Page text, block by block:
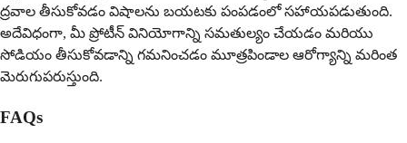
ద్రవాల తీసుకోవడం విషాలను బయటకు పంపడంలో సహాయపడుతుంది.
అదేవిధంగా, మీ ప్రోటీన్ వినియోగాన్ని సమతుల్యం చేయడం మరియు
సోడియం తీసుకోవడాన్ని గమనించడం మూత్రపిండాల ఆరోగ్యాన్ని మరింత
మెరుగుపరుస్తుంది.
FAQs